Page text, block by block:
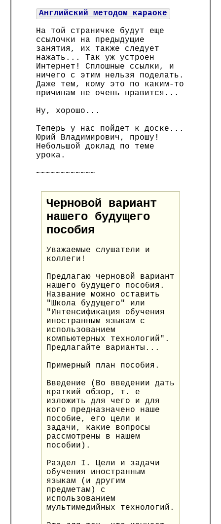
Английский методом караоке
На той страничке будут еще
ссылочки на предыдущие
занятия, их также следует
нажать... Так уж устроен
Интернет! Сплошные ссылки, и
ничего с этим нельзя поделать.
Даже тем, кому это по каким-то
причинам не очень нравится...
Ну, хорошо...
Теперь у нас пойдет к доске...
Юрий Владимирович, прошу!
Небольшой доклад по теме
урока.
~~~~~~~~~~~~
Черновой вариант
нашего будущего
пособия
Уважаемые слушатели и
коллеги!
Предлагаю черновой вариант
нашего будущего пособия.
Название можно оставить
"Школа будущего" или
"Интенсификация обучения
иностранным языкам с
использованием
компьютерных технологий".
Предлагайте варианты...
Примерный план пособия.
Введение (Во введении дать
краткий обзор, т. е
изложить для чего и для
кого предназначено наше
пособие, его цели и
задачи, какие вопросы
рассмотрены в нашем
пособии).
Раздел I. Цели и задачи
обучения иностранным
языкам (и другим
предметам) с
использованием
мультимедийных технологий.